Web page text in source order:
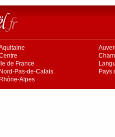
Ile de France
Nord-Pas-de-Calais
Pays
Rhône-Alpes